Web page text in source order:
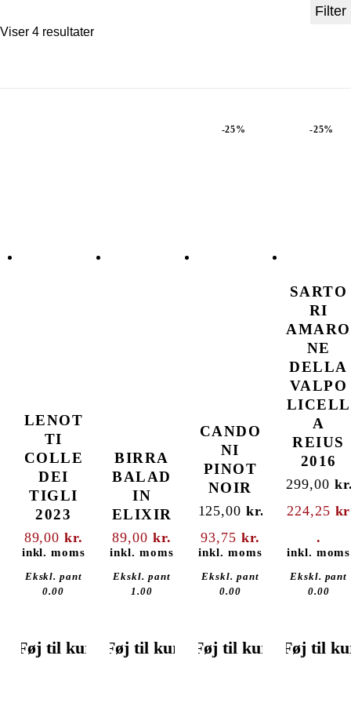
Filter
Viser 4 resultater
LENOT
TI
COLLE
DEI
TIGLI
2023
89,00kr.
inkl. moms
Ekskl. pant
0.00
Føj til kurv
BIRRA
BALAD
IN
ELIXIR
89,00kr.
inkl. moms
Ekskl. pant
1.00
Føj til kurv
-25%
CANDO
NI
PINOT
NOIR
125,00kr.
oprindelige
pris var:
125,00 kr..
93,75 kr.
Den
aktuelle
pris er:
inkl. moms
Ekskl. pant
0.00
Føj til kurv
-25%
SARTO
RI
AMARO
NE
DELLA
VALPO
LICELL
A
REIUS
2016
299,00
224,25 kr
.
inkl. moms
Ekskl. pant
0.00
Føj til